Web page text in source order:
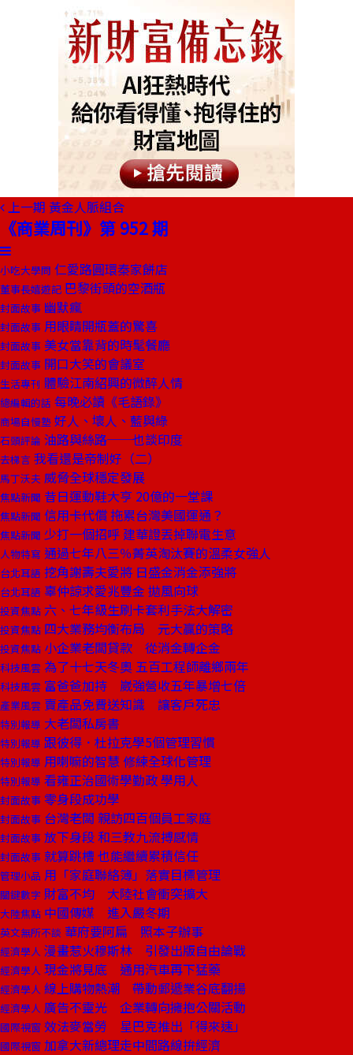
上一期 黃金人脈組合
《商業周刊》第 952 期
小吃大學問 仁愛路圓環秦家餅店
董事長嬉遊記 巴黎街頭的空酒瓶
封面故事 幽默瘋
封面故事 用眼睛開瓶蓋的驚喜
封面故事 美女當靠背的時髦餐廳
封面故事 開口大笑的會議室
生活專刊 體驗江南紹興的微醉人情
總編輯的話 每晚必讀《毛語錄》
商場自慢塾 好人、壞人、藍與綠
石頭評論 油路與絲路──也談印度
去梯言 我看還是帝制好（二）
馬丁沃夫 威脅全球穩定發展
焦點新聞 昔日運動鞋大亨 20億的一堂課
焦點新聞 信用卡代償 拖累台灣美國運通？
焦點新聞 少打一個招呼 建華證丟掉聯電生意
人物特寫 通過七年八三％菁英淘汰賽的溫柔女強人
台北耳語 挖角謝壽夫愛將 日盛金消金添強將
台北耳語 辜仲諒求愛兆豐金 拋風向球
投資焦點 六、七年級生刷卡套利手法大解密
投資焦點 四大業務均衡布局 元大贏的策略
投資焦點 小企業老闆貸款 從消金轉企金
科技風雲 為了十七天冬奧 五百工程師離鄉兩年
科技風雲 富爸爸加持 崴強營收五年暴增七倍
產業風雲 賣產品免費送知識 讓客戶死忠
特別報導 大老闆私房書
特別報導 跟彼得．杜拉克學5個管理習慣
特別報導 用喇嘛的智慧 修練全球化管理
特別報導 看雍正治國術學勤政 學用人
封面故事 零身段成功學
封面故事 台灣老闆 親訪四百個員工家庭
封面故事 放下身段 和三教九流搏感情
封面故事 就算跳槽 也能繼續累積信任
管理小品 用「家庭聯絡簿」落實目標管理
關鍵數字 財富不均 大陸社會衝突擴大
大陸焦點 中國傳媒 進入嚴冬期
英文無所不談 華府要阿扁 照本子辦事
經濟學人 漫畫惹火穆斯林 引發出版自由論戰
經濟學人 現金將見底 通用汽車再下猛藥
經濟學人 線上購物熱潮 帶動郵遞業谷底翻揚
經濟學人 廣告不靈光 企業轉向擁抱公關活動
國際視窗 效法麥當勞 星巴克推出「得來速」
國際視窗 加拿大新總理走中間路線拚經濟